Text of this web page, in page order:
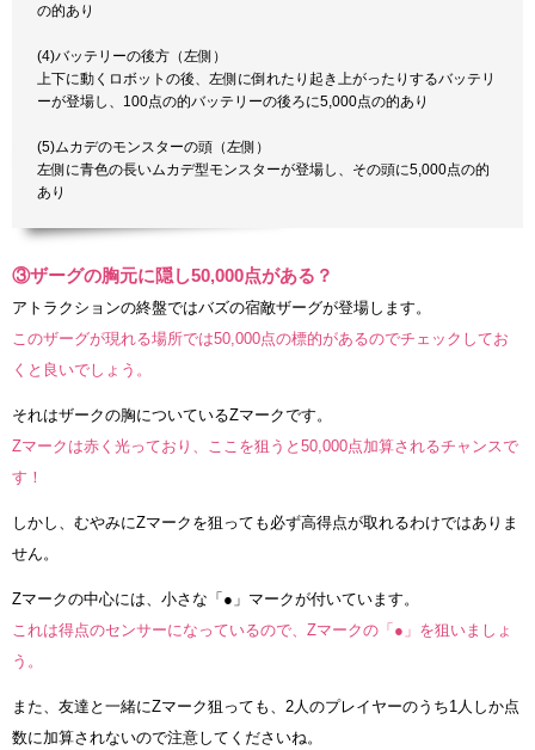
の的あり
(4)バッテリーの後方（左側）
上下に動くロボットの後、左側に倒れたり起き上がったりするバッテリ
ーが登場し、100点の的バッテリーの後ろに5,000点の的あり
(5)ムカデのモンスターの頭（左側）
左側に青色の長いムカデ型モンスターが登場し、その頭に5,000点の的
あり
③ザーグの胸元に隠し50,000点がある？
アトラクションの終盤ではバズの宿敵ザーグが登場します。
このザーグが現れる場所では50,000点の標的があるのでチェックしてお
くと良いでしょう。
それはザークの胸についているZマークです。
Zマークは赤く光っており、ここを狙うと50,000点加算されるチャンスで
す！
しかし、むやみにZマークを狙っても必ず高得点が取れるわけではありま
せん。
Zマークの中心には、小さな「●」マークが付いています。
これは得点のセンサーになっているので、Zマークの「●」を狙いましょ
う。
また、友達と一緒にZマーク狙っても、2人のプレイヤーのうち1人しか点
数に加算されないので注意してくださいね。